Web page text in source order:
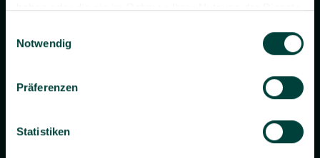
haben oder die sie im Rahmen Ihrer Nutzung der Dienste
Notwendig
Präferenzen
Statistiken